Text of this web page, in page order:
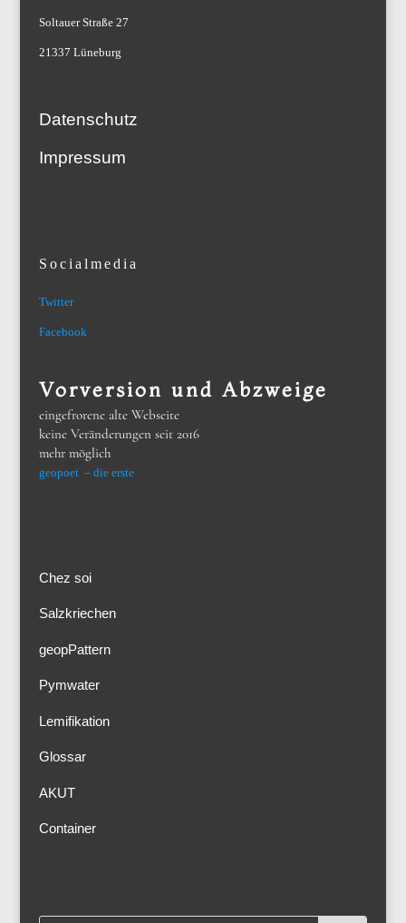
Soltauer Straße 27
21337 Lüneburg
Datenschutz
Impressum
Socialmedia
Twitter
Facebook
Vorversion und Abzweige
eingefrorene alte Webseite
keine Veränderungen seit 2016
mehr möglich
geopoet – die erste
Chez soi
Salzkriechen
geopPattern
Pymwater
Lemifikation
Glossar
AKUT
Container